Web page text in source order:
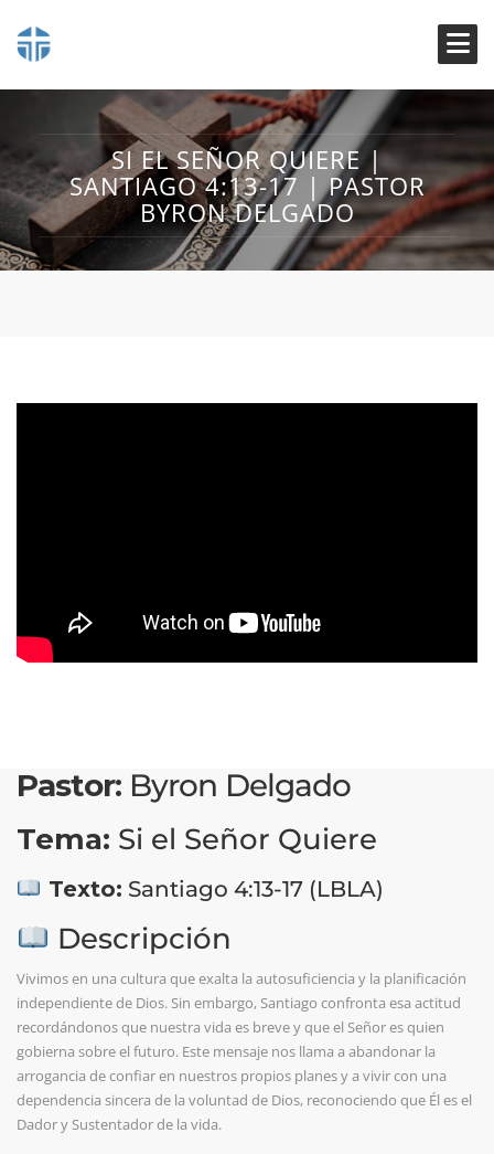
SI EL SEÑOR QUIERE |
SANTIAGO 4:13-17 | PASTOR
BYRON DELGADO
Pastor: Byron Delgado
Tema: Si el Señor Quiere
Texto: Santiago 4:13-17 (LBLA)
Descripción
Vivimos en una cultura que exalta la autosuficiencia y la planificación
independiente de Dios. Sin embargo, Santiago confronta esa actitud
recordándonos que nuestra vida es breve y que el Señor es quien
gobierna sobre el futuro. Este mensaje nos llama a abandonar la
arrogancia de confiar en nuestros propios planes y a vivir con una
dependencia sincera de la voluntad de Dios, reconociendo que Él es el
Dador y Sustentador de la vida.